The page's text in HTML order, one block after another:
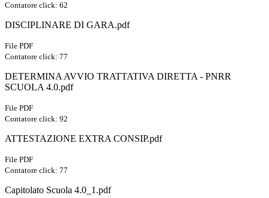
Contatore click: 62
DISCIPLINARE DI GARA.pdf
File PDF
Contatore click: 77
DETERMINA AVVIO TRATTATIVA DIRETTA - PNRR
SCUOLA 4.0.pdf
File PDF
Contatore click: 92
ATTESTAZIONE EXTRA CONSIP.pdf
File PDF
Contatore click: 77
Capitolato Scuola 4.0_1.pdf